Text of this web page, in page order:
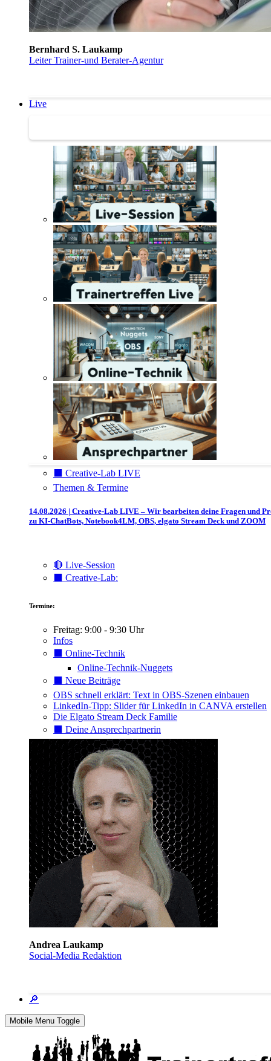
Bernhard S. Laukamp
Leiter Trainer-und Berater-Agentur
Live
⬛️ Creative-Lab LIVE
Themen & Termine
14.08.2026 | Creative-Lab LIVE – Wir bearbeiten deine Fragen und
zu KI-ChatBots, Notebook4LM, OBS, elgato Stream Deck und ZOOM
🔴 Live-Session
⬛️ Creative-Lab:
Termine:
Freitag: 9:00 - 9:30 Uhr
Infos
⬛️ Online-Technik
Online-Technik-Nuggets
⬛️ Neue Beiträge
OBS schnell erklärt: Text in OBS-Szenen einbauen
LinkedIn-Tipp: Slider für LinkedIn in CANVA erstellen
Die Elgato Stream Deck Familie
⬛️ Deine Ansprechpartnerin
Andrea Laukamp
Social-Media Redaktion
🔎
Mobile Menu Toggle